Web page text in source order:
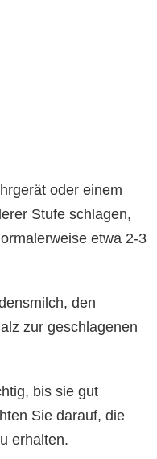
oder einem
Stufe schlagen,
etwa 2-3
den
zur geschlagenen
bis sie gut
Sie darauf, die
erhalten.